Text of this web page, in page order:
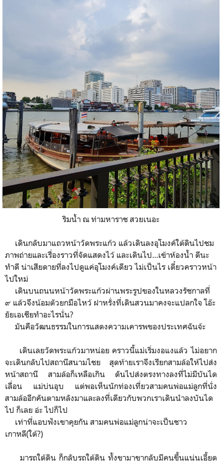
ริมน้ำ ณ ท่ามหาราช สวยเนอะ
เดินกลับมาแถวหน้าวัดพระแก้ว แล้วเดินลงอุโมงค์ใต้ดินไปชม
ภาพถ่ายและเรื่องราวที่จัดแสดงไว้ และเดินไป...เข้าห้องน้ำ ดีนะ
ทำดี น่าเสียดายที่ลงไปดูแค่อุโมงค์เดียว ไม่เป็นไร เดี๋ยวคราวหน้า
ไปใหม่
เดินบนถนนหน้าวัดพระแก้วผ่านพระรูปของในหลวงรัชกาลที่
๙ แล้วจึงน้อมตัวยกมือไหว้ ฝาหรั่งที่เดินสวนมาคงจะแปลกใจ โอ๊ะ
ยัยเอเชียทำอะไรนั่น?
มันคือวัฒนธรรมในการแสดงความเคารพของประเทศฉันจ้ะ
เดินเลยวัดพระแก้วมาหน่อย คราวนี้แม่เริ่มงอแงแล้ว ไม่อยาก
จะเดินกลับไปสถานีสนามไชย สุดท้ายเราจึงเรียกสามล้อให้ไปส่ง
หน้าสถานี สามล้อก็เหลือเกิน ดันไปส่งตรงทางลงที่ไม่มีบันได
เลื่อน แม่บ่นอุบ แต่พอเห็นนักท่องเที่ยวสามคนพ่อแม่ลูกที่นั่ง
สามล้ออีกคันตามหลังมาและลงที่เดียวกับพวกเราเดินนำลงบันได
ไป ก็เลย อ่ะ ไปก็ไป
เท่าที่แอบฟังเขาคุยกัน สามคนพ่อแม่ลูกน่าจะเป็นชาว
เกาหลี(ใต้?)
มารถใต้ดิน ก็กลับรถใต้ดิน ทั้งขามาขากลับมีคนขึ้นแน่นเอี้ยด